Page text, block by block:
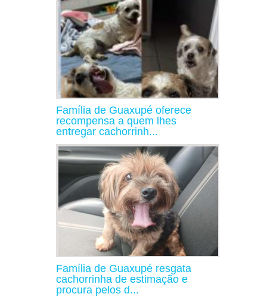
Família de Guaxupé oferece
recompensa a quem lhes
entregar cachorrinh...
Família de Guaxupé resgata
cachorrinha de estimação e
procura pelos d...